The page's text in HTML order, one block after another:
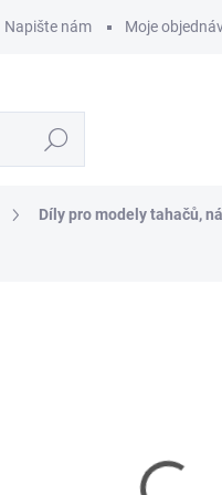
Napište nám Moje
Hledat
Díly pro modely tahačů,